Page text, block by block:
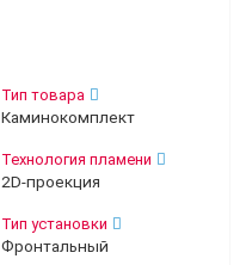
Тип товара
Каминокомплект
Технология пламени
2D-проекция
Тип установки
Фронтальный